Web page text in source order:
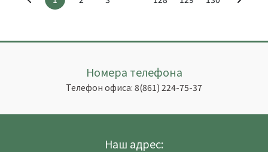
Номера телефона
Телефон офиса: 8(861) 224-75-37
Наш адрес: